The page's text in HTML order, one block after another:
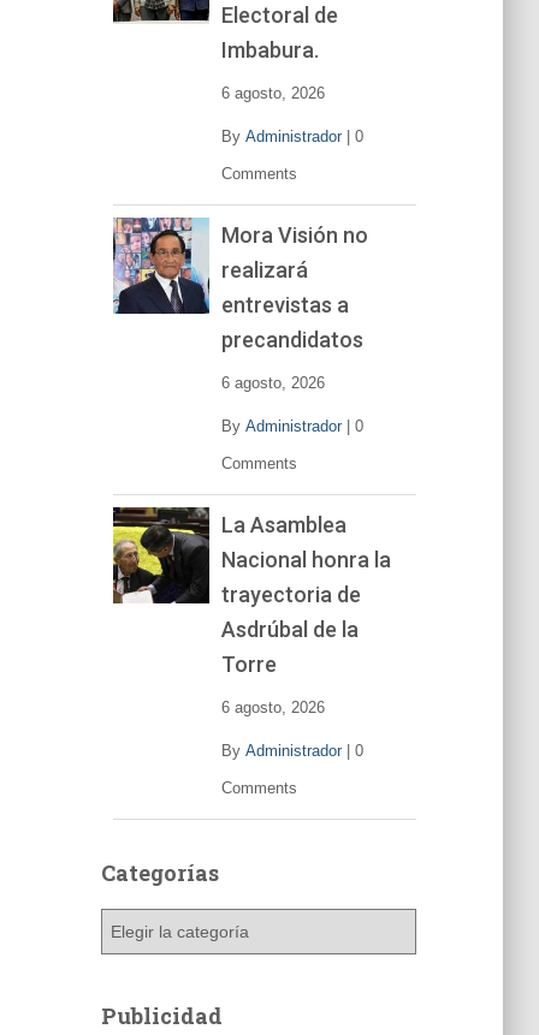
Electoral de
Imbabura.
6 agosto, 2026
By Administrador| 0
Comments
Mora Visión no
realizará
entrevistas a
precandidatos
6 agosto, 2026
By Administrador| 0
Comments
La Asamblea
Nacional honra la
trayectoria de
Asdrúbal de la
Torre
6 agosto, 2026
By Administrador| 0
Comments
Categorías
g
Publicidad